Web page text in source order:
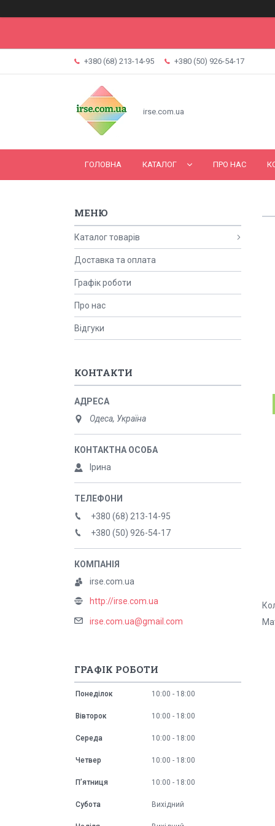
+380 (68) 213-14-95 +380 (50) 926-54-17
irse.com.ua
ГОЛОВНА КАТАЛОГ ПРО НАС
Каталог товарів
Доставка та оплата
Графік роботи
Про нас
Відгуки
КОНТАКТИ
Одеса, Україна
Ірина
+380 (68) 213-14-95
+380 (50) 926-54-17
irse.com.ua
http://irse.com.ua
irse.com.ua@gmail.com
ГРАФІК РОБОТИ
Понеділок 10:00 18:00
Вівторок 10:00 18:00
Середа 10:00 18:00
Четвер 10:00 18:00
Пʼятниця 10:00 18:00
Субота Вихідний